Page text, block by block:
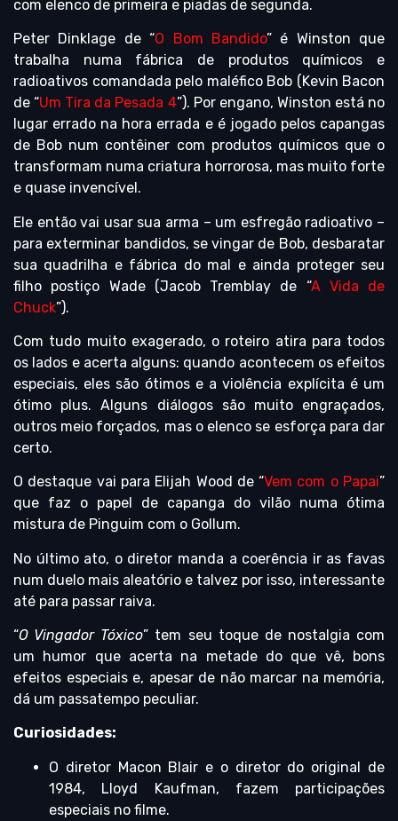
com elenco de primeira e piadas de segunda.
Peter Dinklage de “O Bom Bandido” é Winston que
trabalha numa fábrica de produtos químicos e
radioativos comandada pelo maléfico Bob (Kevin Bacon
de “Um Tira da Pesada 4”). Por engano, Winston está no
lugar errado na hora errada e é jogado pelos capangas
de Bob num contêiner com produtos químicos que o
transformam numa criatura horrorosa, mas muito forte
e quase invencível.
Ele então vai usar sua arma – um esfregão radioativo –
para exterminar bandidos, se vingar de Bob, desbaratar
sua quadrilha e fábrica do mal e ainda proteger seu
filho postiço Wade (Jacob Tremblay de “A Vida de
Chuck”).
Com tudo muito exagerado, o roteiro atira para todos
os lados e acerta alguns: quando acontecem os efeitos
especiais, eles são ótimos e a violência explícita é um
ótimo plus. Alguns diálogos são muito engraçados,
outros meio forçados, mas o elenco se esforça para dar
certo.
O destaque vai para Elijah Wood de “Vem com o Papai”
que faz o papel de capanga do vilão numa ótima
mistura de Pinguim com o Gollum.
No último ato, o diretor manda a coerência ir as favas
num duelo mais aleatório e talvez por isso, interessante
até para passar raiva.
“O Vingador Tóxico” tem seu toque de nostalgia com
um humor que acerta na metade do que vê, bons
efeitos especiais e, apesar de não marcar na memória,
dá um passatempo peculiar.
Curiosidades:
O diretor Macon Blair e o diretor do original de
1984, Lloyd Kaufman, fazem participações
especiais no filme.